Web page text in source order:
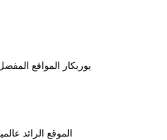
يوربكار المواقع
الموقع الرائد